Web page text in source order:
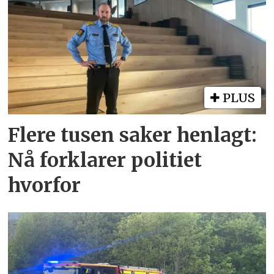
PLUS
Flere tusen saker henlagt:
Nå forklarer politiet
hvorfor